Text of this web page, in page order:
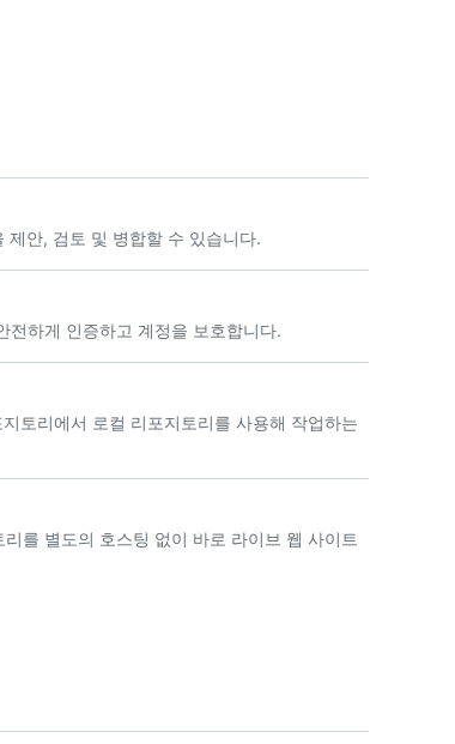
제안, 검토 및 병합할 수 있습니다.
전하게 인증하고 계정을 보호합니다.
토리에서 로컬 리포지토리를 사용해 작업하는
를 별도의 호스팅 없이 바로 라이브 웹 사이트